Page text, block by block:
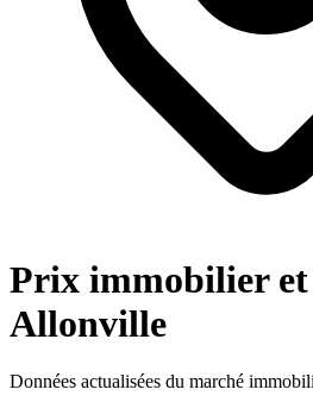
Prix immobilier
Allonville
Données actualisées du marché